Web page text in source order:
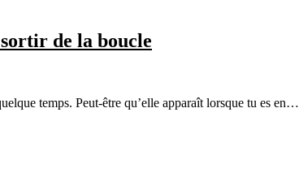
de la boucle
temps. Peut-être qu’elle apparaît lorsque tu es en…